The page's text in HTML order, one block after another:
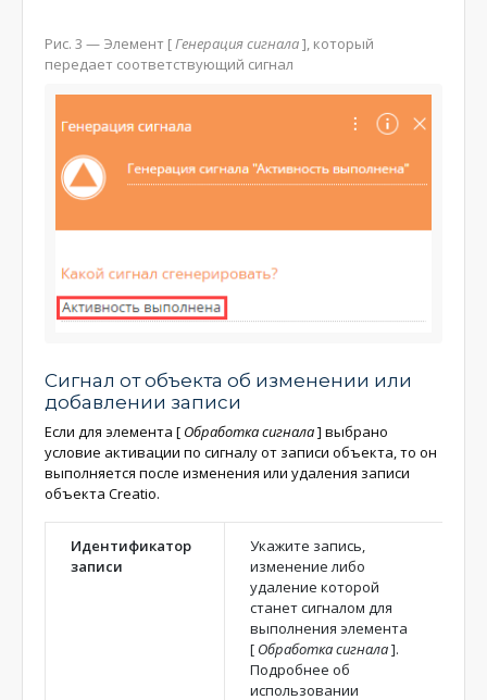
Рис. 3 — Элемент [Генерация сигнала], который
передает соответствующий сигнал
Сигнал от объекта об изменении или
добавлении записи
Если для элемента [ Обработка сигнала] выбрано
условие активации по сигналу от записи объекта, то он
выполняется после изменения или удаления записи
объекта Creatio.
Идентификатор
записи
Укажите запись,
изменение либо
удаление которой
станет сигналом для
выполнения элемента
[ Обработка сигнала].
Подробнее об
использовании